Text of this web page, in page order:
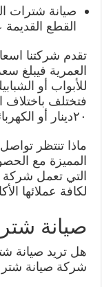
صيانة شترات
القطع
تقدم شركتنا
العمرية فيبلغ
فتختلف باختلاف
٢٠دينار أو الكهربائية منها يبدأ سعرها من ٣٥دينار
المميزة مع
التي تعمل شركة
لكافة عملائها
صيانة شتر
هل تريد صيانة
شركة صيانة شتر